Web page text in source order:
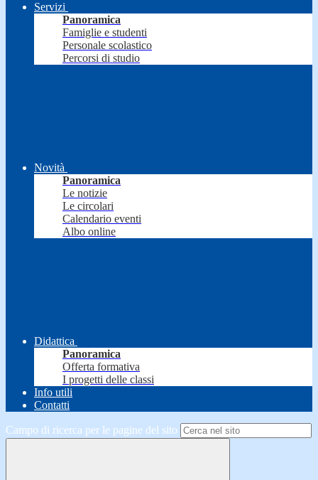
Servizi
Panoramica
Famiglie e studenti
Personale scolastico
Percorsi di studio
Novità
Panoramica
Le notizie
Le circolari
Calendario eventi
Albo online
Didattica
Panoramica
Offerta formativa
I progetti delle classi
Info utili
Contatti
Campo di ricerca per le pagine del sito